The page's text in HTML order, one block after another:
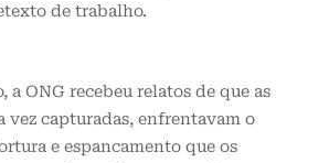
de trabalho.
a ONG recebeu relatos de que as
vez capturadas, enfrentavam o
e espancamento que os